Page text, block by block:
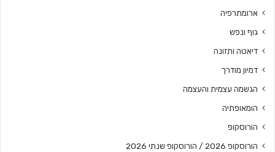
ארומתרפיה
גוף ונפש
דיאטה ותזונה
דמיון מודרך
הגשמה עצמית והעצמה
הומאופתיה
הורוסקופ
הורוסקופ 2026 / הורוסקופ שנתי 2026